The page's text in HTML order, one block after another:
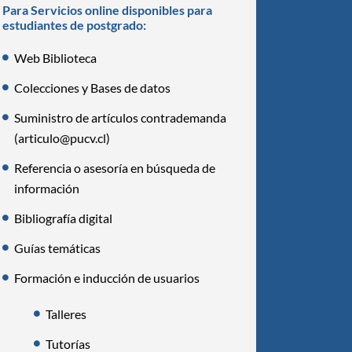
Para Servicios online disponibles para
estudiantes de postgrado:
Web Biblioteca
Colecciones y Bases de datos
Suministro de artículos contrademanda
(articulo@pucv.cl)
Referencia o asesoría en búsqueda de
información
Bibliografía digital
Guías temáticas
Formación e inducción de usuarios
Talleres
Tutorías